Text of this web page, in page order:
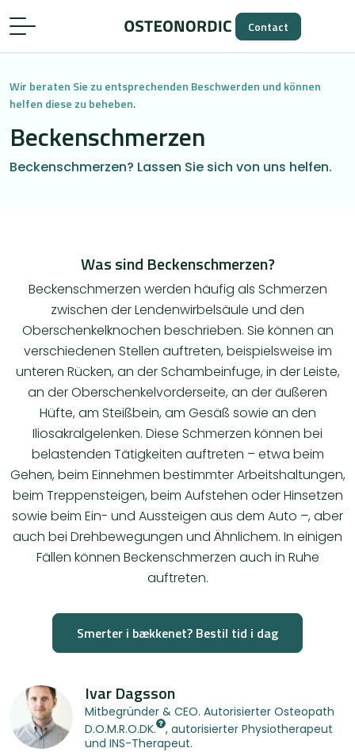
Contact
Wir beraten Sie zu entsprechenden Beschwerden und können
helfen diese zu beheben.
Beckenschmerzen
Beckenschmerzen? Lassen Sie sich von uns helfen.
Was sind Beckenschmerzen?
Beckenschmerzen werden häufig als Schmerzen
zwischen der Lendenwirbelsäule und den
Oberschenkelknochen beschrieben. Sie können an
verschiedenen Stellen auftreten, beispielsweise im
unteren Rücken, an der Schambeinfuge, in der Leiste,
an der Oberschenkelvorderseite, an der äußeren
Hüfte, am Steißbein, am Gesäß sowie an den
Iliosakralgelenken. Diese Schmerzen können bei
belastenden Tätigkeiten auftreten – etwa beim
Gehen, beim Einnehmen bestimmter Arbeitshaltungen,
beim Treppensteigen, beim Aufstehen oder Hinsetzen
sowie beim Ein- und Aussteigen aus dem Auto –, aber
auch bei Drehbewegungen und Ähnlichem. In einigen
Fällen können Beckenschmerzen auch in Ruhe
auftreten.
Smerter i bækkenet? Bestil tid i dag
Ivar Dagsson
Mitbegründer & CEO. Autorisierter Osteopath
D.O.M.R.O.DK.
, autorisierter Physiotherapeut
und INS-Therapeut.